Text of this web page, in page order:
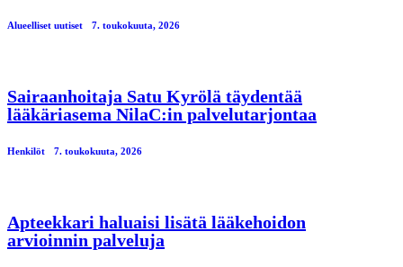
Alueelliset uutiset 7. toukokuuta, 2026
Sairaanhoitaja Satu Kyrölä täydentää
lääkäriasema NilaC:in palvelutarjontaa
Henkilöt 7. toukokuuta, 2026
Apteekkari haluaisi lisätä lääkehoidon
arvioinnin palveluja